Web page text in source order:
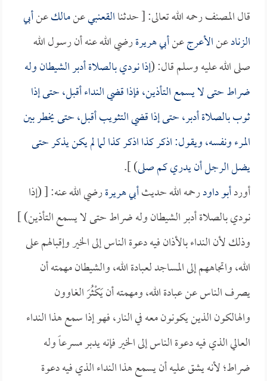
قال المصنف رحمه الله تعالى: [ حدثناالقعنبيعنمالكعنأبي
الزنادعنالأعرجعنأبي هريرةرضي الله عنه أن رسول الله
صلى الله عليه وسلم قال: (إذا نودي بالصلاة أدبر الشيطان وله
ضراط حتى لا يسمع التأذين، فإذا قضي النداء أقبل، حتى إذا
ثوب بالصلاة أدبر، حتى إذا قضي التثويب أقبل، حتى يخطر بين
المرء ونفسه، ويقول: اذكر كذا اذكر كذا لما لم يكن يذكر حتى
يضل الرجل أن يدري كم صلى) ].
أوردأبو داودرحمه الله حديثأبي هريرةرضي الله عنه: [ (إذا
نودي بالصلاة أدبر الشيطان وله ضراط حتى لا يسمع التأذين) ]
وذلك لأن النداء بالأذان فيه دعوة الناس إلى الخير وإقبالهم على
الله، واتجاههم إلى المساجد لعبادة الله، والشيطان مهمته أن
يصرف الناس عن عبادة الله، ومهمته أن يَكْثُرَ الغاوون
والهالكون الذين يكونون معه في النار، فهو إذا سمع هذا النداء
العالي الذي فيه دعوة الناس إلى الخير فإنه يدبر مسرعاً وله
ضراط؛ لأنه يشق عليه أن يسمع هذا النداء الذي فيه دعوة